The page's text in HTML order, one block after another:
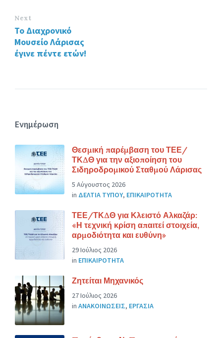
Next
Το Διαχρονικό
Μουσείο Λάρισας
έγινε πέντε ετών!
Ενημέρωση
Θεσμική παρέμβαση του ΤΕΕ/
ΤΚΔΘ για την αξιοποίηση του
Σιδηροδρομικού Σταθμού Λάρισας
5 Αύγουστος 2026
in ΔΕΛΤΙΑ ΤΥΠΟΥ, ΕΠΙΚΑΙΡΟΤΗΤΑ
ΤΕΕ/ΤΚΔΘ για Κλειστό Αλκαζάρ:
«Η τεχνική κρίση απαιτεί στοιχεία,
αρμοδιότητα και ευθύνη»
29 Ιούλιος 2026
in ΕΠΙΚΑΙΡΟΤΗΤΑ
Ζητείται Μηχανικός
27 Ιούλιος 2026
in ΑΝΑΚΟΙΝΩΣΕΙΣ, ΕΡΓΑΣΙΑ